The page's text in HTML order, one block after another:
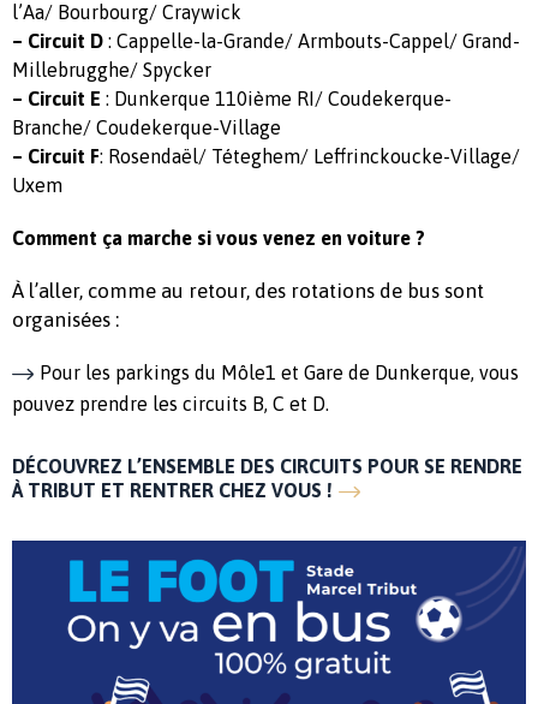
l’Aa/ Bourbourg/ Craywick
– Circuit D : Cappelle-la-Grande/ Armbouts-Cappel/ Grand-
Millebrugghe/ Spycker
– Circuit E : Dunkerque 110ième RI/ Coudekerque-
Branche/ Coudekerque-Village
– Circuit F: Rosendaël/ Téteghem/ Leffrinckoucke-Village/
Uxem
Comment ça marche si vous venez en voiture ?
À l’aller, comme au retour, des rotations de bus sont
organisées :
Pour les parkings du Môle1 et Gare de Dunkerque, vous
pouvez prendre les circuits B, C et D.
DÉCOUVREZ L’ENSEMBLE DES CIRCUITS POUR SE RENDRE
À TRIBUT ET RENTRER CHEZ VOUS !